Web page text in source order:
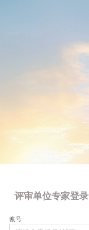
评审单位专家登录
账号